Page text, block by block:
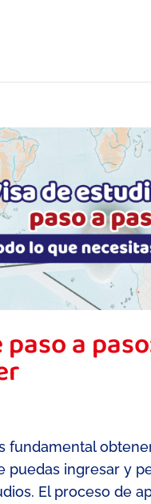
a
fundamental
puedas ingresar y
El proceso de